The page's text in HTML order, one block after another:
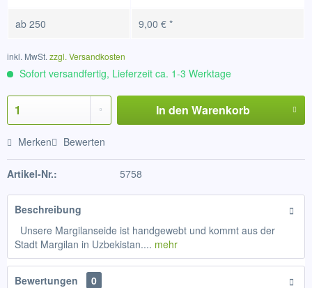
ab 250 9,00 € *
inkl. MwSt. zzgl. Versandkosten
Sofort versandfertig, Lieferzeit ca. 1-3 Werktage
In den Warenkorb
Merken Bewerten
Artikel-Nr.: 5758
Beschreibung
Unsere Margilanseide ist handgewebt und kommt aus der
Stadt Margilan in Uzbekistan.... mehr
Bewertungen
0